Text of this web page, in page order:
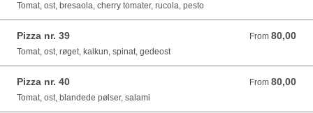
Tomat, ost, bresaola, cherry tomater, rucola, pesto
Pizza nr. 39 From 80,00
From 80,00 DKK
Tomat, ost, røget, kalkun, spinat, gedeost
Pizza nr. 40 From 80,00
From 80,00 DKK
Tomat, ost, blandede pølser, salami